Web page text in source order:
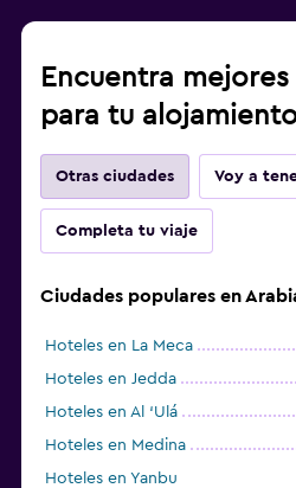
Encuentra
para tu
Otras ciudades Voy a
Completa tu viaje
Ciudades populares en
Hoteles en La Meca
Hoteles en Jedda
Hoteles en Al ‘Ulá
Hoteles en Medina
Hoteles en Yanbu